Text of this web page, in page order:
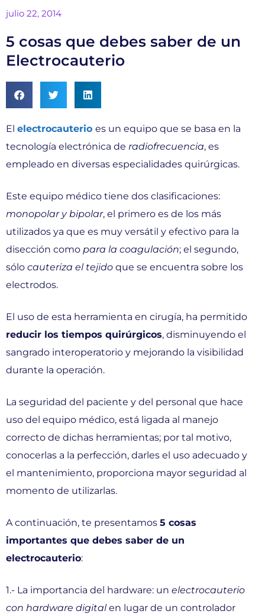
julio 22, 2014
5 cosas que debes saber de un
Electrocauterio
El electrocauterio es un equipo que se basa en la
tecnología electrónica de radiofrecuencia, es
empleado en diversas especialidades quirúrgicas.
Este equipo médico tiene dos clasificaciones:
monopolar y bipolar, el primero es de los más
utilizados ya que es muy versátil y efectivo para la
disección como para la coagulación; el segundo,
sólo cauteriza el tejido que se encuentra sobre los
electrodos.
El uso de esta herramienta en cirugía, ha permitido
reducir los tiempos quirúrgicos, disminuyendo el
sangrado interoperatorio y mejorando la visibilidad
durante la operación.
La seguridad del paciente y del personal que hace
uso del equipo médico, está ligada al manejo
correcto de dichas herramientas; por tal motivo,
conocerlas a la perfección, darles el uso adecuado y
el mantenimiento, proporciona mayor seguridad al
momento de utilizarlas.
A continuación, te presentamos 5 cosas
importantes que debes saber de un
electrocauterio:
1.- La importancia del hardware: un electrocauterio
con hardware digitalen lugar de un controlador